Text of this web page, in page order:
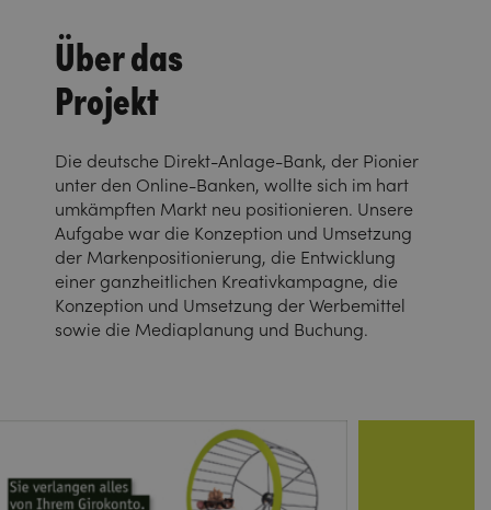
Über das
Projekt
Die deutsche Direkt-Anlage-Bank, der Pionier
unter den Online-Banken, wollte sich im hart
umkämpften Markt neu positionieren. Unsere
Aufgabe war die Konzeption und Umsetzung
der Markenpositionierung, die Entwicklung
einer ganzheitlichen Kreativkampagne, die
Konzeption und Umsetzung der Werbemittel
sowie die Mediaplanung und Buchung.